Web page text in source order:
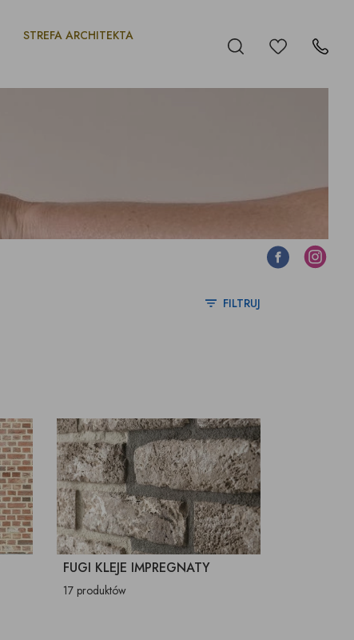
STREFA ARCHITEKTA
Szukaj Ulubione Kontakt
FacebookInstagram
FILTRUJ
FUGI KLEJE IMPREGNATY
17 produktów